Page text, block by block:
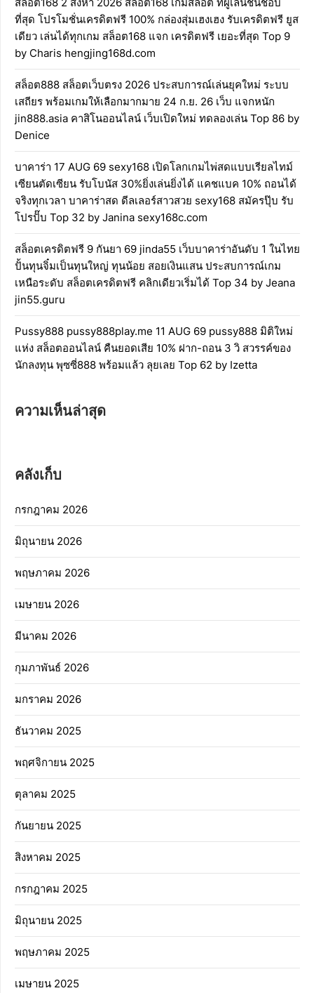
ที่สุด โปรโมชั่นเครดิตฟรี 100% กล่องสุ่มเฮงเฮง รับเครดิตฟรี ยูส
เดียว เล่นได้ทุกเกม สล็อต168 แจก เครดิตฟรี เยอะที่สุด Top 9
by Charis hengjing168d.com
สล็อต888 สล็อตเว็บตรง 2026 ประสบการณ์เล่นยุคใหม่ ระบบ
เสถียร พร้อมเกมให้เลือกมากมาย 24 ก.ย. 26 เว็บ แจกหนัก
jin888.asia คาสิโนออนไลน์ เว็บเปิดใหม่ ทดลองเล่น Top 86 by
Denice
บาคาร่า 17 AUG 69 sexy168 เปิดโลกเกมไพ่สดแบบเรียลไทม์
เซียนตัดเซียน รับโบนัส 30%ยิ่งเล่นยิ่งได้ แคชแบค 10% ถอนได้
จริงทุกเวลา บาคาร่าสด ดีลเลอร์สาวสวย sexy168 สมัครปุ๊บ รับ
โปรปั๊บ Top 32 by Janina sexy168c.com
สล็อตเครดิตฟรี 9 กันยา 69 jinda55 เว็บบาคาร่าอันดับ 1 ในไทย
ปั้นทุนจิ๋มเป็นทุนใหญ่ ทุนน้อย สอยเงินแสน ประสบการณ์เกม
เหนือระดับ สล็อตเครดิตฟรี คลิกเดียวเริ่มได้ Top 34 by Jeana
jin55.guru
Pussy888 pussy888play.me 11 AUG 69 pussy888 มิติใหม่
แห่ง สล็อตออนไลน์ คืนยอดเสีย 10% ฝาก-ถอน 3 วิ สวรรค์ของ
นักลงทุน พุซซี่888 พร้อมแล้ว ลุยเลย Top 62 by Izetta
ความเห็นล่าสุด
คลังเก็บ
กรกฎาคม 2026
มิถุนายน 2026
พฤษภาคม 2026
เมษายน 2026
มีนาคม 2026
กุมภาพันธ์ 2026
มกราคม 2026
ธันวาคม 2025
พฤศจิกายน 2025
ตุลาคม 2025
กันยายน 2025
สิงหาคม 2025
กรกฎาคม 2025
มิถุนายน 2025
พฤษภาคม 2025
เมษายน 2025